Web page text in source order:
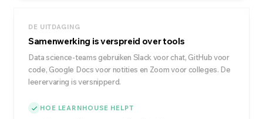
DE UITDAGING
Samenwerking is verspreid over tools
Data science-teams gebruiken Slack voor chat, GitHub voor
code, Google Docs voor notities en Zoom voor colleges. De
leerervaring is versnipperd.
HOE LEARNHOUSE HELPT